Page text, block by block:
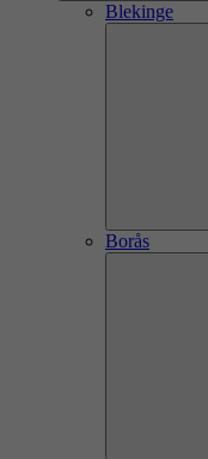
Blekinge
Borås